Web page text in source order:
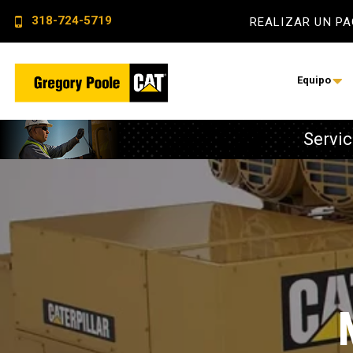
318-724-5719 REALIZAR UN
Equipo
Autobús
Aire
Energía
Energía
Servicios
Servicio
Sistemas